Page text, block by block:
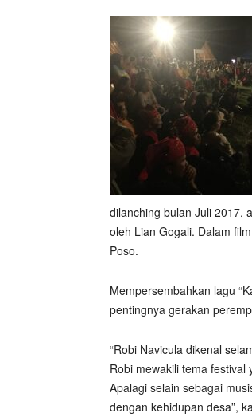
dilanching bulan Juli 2017,
oleh Lian Gogali. Dalam
Poso.
Mempersembahkan lagu
pentingnya gerakan
“Robi Navicula dikenal
Robi mewakili tema
Apalagi selain sebagai
dengan kehidupan desa”,